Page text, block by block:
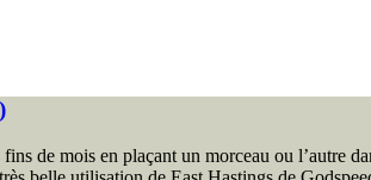
de mois en plaçant un morceau ou l’autre